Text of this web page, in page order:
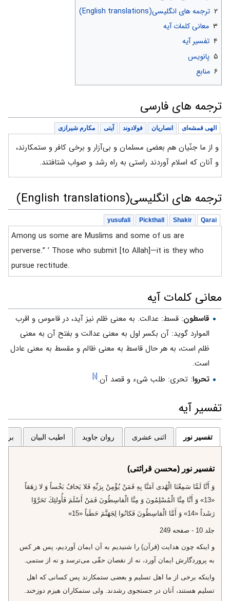
۲ ترجمه های انگلیسی(English translations)
۳ معانی کلمات آیه
۴ تفسیر آیه
۵ پانویس
۶ منابع
ترجمه های فارسی
الهی قمشه‌ای انصاریان فولادوند آیتی مکارم شیرازی
و از ما جنّیان هم بعضی مسلمان و بی‌آزار و برخی کافر و ستمکارند،
و آنان که اسلام آوردند راستی به راه رشد و صواب شتافتند.
ترجمه های انگلیسی(English translations)
Qarai
Shakir
Pickthall
yusufali
Among us some are Muslims and some of us are
perverse.” ’ Those who submit [to Allah]—it is they who
pursue rectitude.
معانی کلمات آیه
قاسطون: قسط: عدالت. به معنى ظلم نيز آيد، در قاموس و اقرب
الموارد گويد: آن بكسر اول به معنى عدالت و بفتح آن به معنى
ظلم است، به هر حال قاسط به معنى ظالم و مقسط به معنى عادل
است.
تحروا: تحرى: طلب شى‏ء و قصد آن.[۱]
تفسیر آیه
تفسیر نور اثنی عشری روان جاوید اطیب البیان
تفسیر نور (محسن قرائتی)
وَ أَنَّا لَمَّا سَمِعْنَا الْهُدى‌ آمَنَّا بِهِ فَمَنْ يُؤْمِنْ بِرَبِّهِ فَلا يَخافُ بَخْساً وَ لا رَهَقاً
«13» وَ أَنَّا مِنَّا الْمُسْلِمُونَ وَ مِنَّا الْقاسِطُونَ فَمَنْ أَسْلَمَ فَأُولئِكَ تَحَرَّوْا
رَشَداً «14» وَ أَمَّا الْقاسِطُونَ فَكانُوا لِجَهَنَّمَ حَطَباً «15»
جلد 10 - صفحه 249
و اينكه چون هدايت (قرآن) را شنيديم به آن ايمان آورديم، پس هر كس
به پروردگارش ايمان آورد، نه از نقصان حقّى مى‌ترسد و نه از ستمى.
واينكه برخى از ما اهل تسليم و بعضى ستمكارند پس كسانى كه اهل
تسليم هستند، آنان در جستجوى رشدند. ولى ستمكاران هيزم دوزخند.